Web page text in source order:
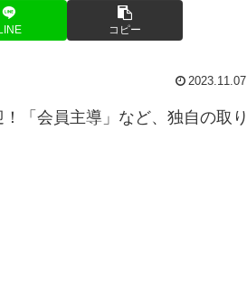
LINE コピー
2023.11.07
「会員主導」など、独自の取り